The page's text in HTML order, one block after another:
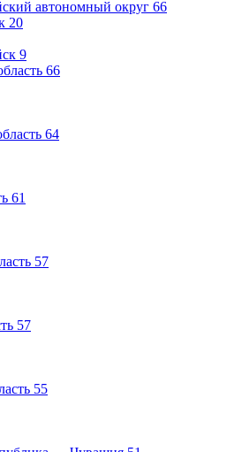
автономный округ 66
20
9
66
64
61
57
57
55